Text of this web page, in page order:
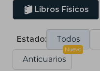
Libros Físicos
Estado: Todos
Anticuarios
Nuevo